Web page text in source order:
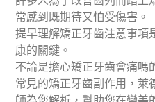
常感到既期待又怕受傷害。
提早理解矯正牙齒注意事項
康的關鍵。
不論是擔心矯正牙齒會痛嗎
常見的矯正牙齒副作用，萊